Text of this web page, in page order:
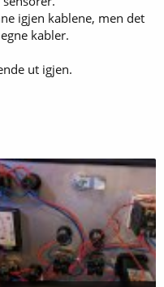
igjen kablene, men det
kabler.
ut igjen.